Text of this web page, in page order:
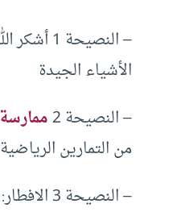
الأشياء الجيدة
– النصيحة 2
من التمارين
–